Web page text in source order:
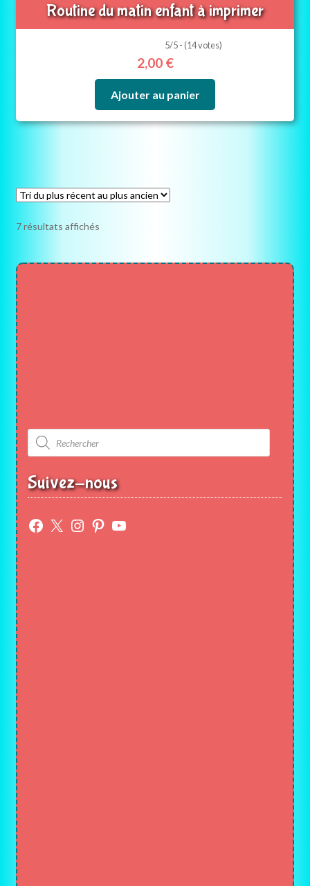
Routine du matin enfant à imprimer
5/5 - (14 votes)
2,00 €
Ajouter au panier
7 résultats affichésTrié
Recherche
de
produits
Suivez-nous
Facebook
X Instagram
Pinterest
YouTube